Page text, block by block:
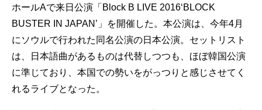
ホールAで来日公演「Block B LIVE 2016‘BLOCK
BUSTER IN JAPAN’」を開催した。本公演は、今年4月
にソウルで行われた同名公演の日本公演。セットリスト
は、日本語曲があるものは代替しつつも、ほぼ韓国公演
に準じており、本国での勢いをがっつりと感じさせてく
れるライブとなった。